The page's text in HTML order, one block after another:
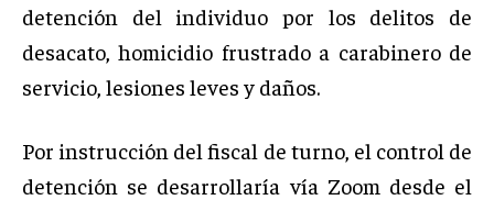
detención del individuo por los delitos de
desacato, homicidio frustrado a carabinero de
servicio, lesiones leves y daños.
Por instrucción del fiscal de turno, el control de
detención se desarrollaría vía Zoom desde el